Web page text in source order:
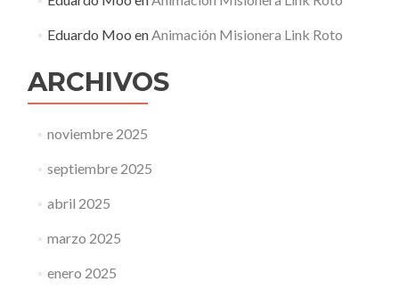
Eduardo Moo enAnimación Misionera Link Roto
ARCHIVOS
noviembre 2025
septiembre 2025
abril 2025
marzo 2025
enero 2025